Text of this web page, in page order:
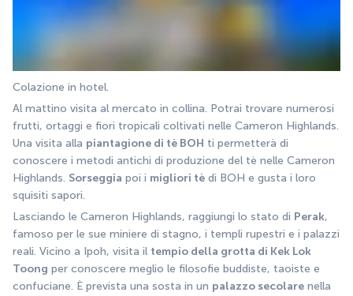
Colazione in hotel.
Al mattino visita al mercato in collina. Potrai trovare numerosi
frutti, ortaggi e fiori tropicali coltivati nelle Cameron Highlands.
Una visita alla piantagione di tè BOH ti permetterà di
conoscere i metodi antichi di produzione del tè nelle Cameron
Highlands. Sorseggia poi i migliori tè di BOH e gusta i loro
squisiti sapori.
Lasciando le Cameron Highlands, raggiungi lo stato di Perak,
famoso per le sue miniere di stagno, i templi rupestri e i palazzi
reali. Vicino a Ipoh, visita il tempio della grotta di Kek Lok
Toong per conoscere meglio le filosofie buddiste, taoiste e
confuciane. È prevista una sosta in un palazzo secolare nella